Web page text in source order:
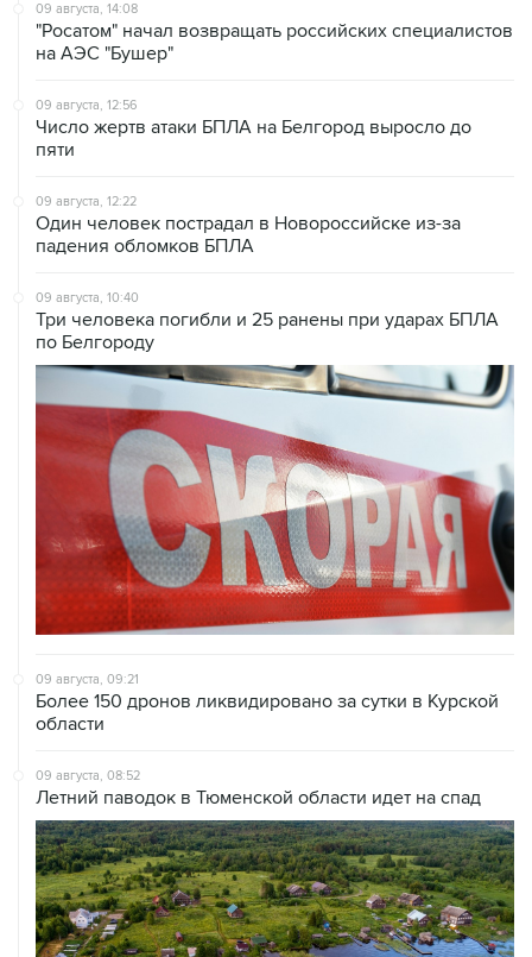
09 августа, 14:08
"Росатом" начал возвращать российских специалистов
на АЭС "Бушер"
09 августа, 12:56
Число жертв атаки БПЛА на Белгород выросло до
пяти
09 августа, 12:22
Один человек пострадал в Новороссийске из-за
падения обломков БПЛА
09 августа, 10:40
Три человека погибли и 25 ранены при ударах БПЛА
по Белгороду
09 августа, 09:21
Более 150 дронов ликвидировано за сутки в Курской
области
09 августа, 08:52
Летний паводок в Тюменской области идет на спад